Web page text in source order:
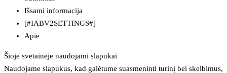
Išsami informacija
[#IABV2SETTINGS#]
Apie
Šioje svetainėje naudojami slapukai
Naudojame slapukus, kad galėtume suasmeninti turinį bei skelbimus,